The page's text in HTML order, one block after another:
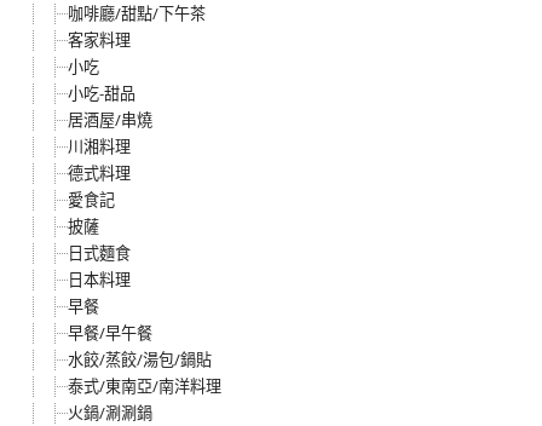
咖啡廳/甜點/下午茶
客家料理
小吃
小吃-甜品
居酒屋/串燒
川湘料理
德式料理
愛食記
披薩
日式麵食
日本料理
早餐
早餐/早午餐
水餃/蒸餃/湯包/鍋貼
泰式/東南亞/南洋料理
火鍋/涮涮鍋